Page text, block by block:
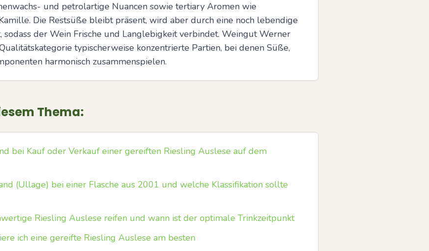
und petrolartige Nuancen sowie tertiary Aromen wie
Die Restsüße bleibt präsent, wird aber durch eine noch lebendige
sodass der Wein Frische und Langlebigkeit verbindet. Weingut Werner
typischerweise konzentrierte Partien, bei denen Süße,
harmonisch zusammenspielen.
Thema:
bei Kauf oder Verkauf einer gereiften Riesling Auslese auf dem
(Ullage) bei einer Flasche aus 2001 und welche Klassifikation sollte
Riesling Auslese reifen und wann ist der optimale Trinkzeitpunkt
ich eine gereifte Riesling Auslese am besten